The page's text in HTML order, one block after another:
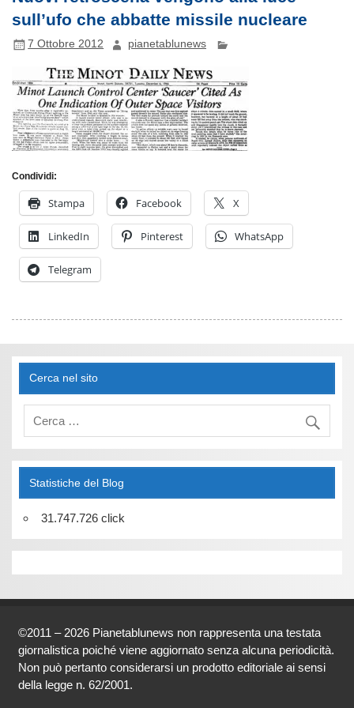
sull’ufo che abbatte missile nucleare
7 Ottobre 2012 pianetablunews
Condividi:
Stampa Facebook X
LinkedIn Pinterest WhatsApp
Telegram
Cerca nel sito
Statistiche del Blog
31.747.726 click
©2011 – 2026 Pianetablunews non rappresenta una testata
giornalistica poiché viene aggiornato senza alcuna periodicità.
Non può pertanto considerarsi un prodotto editoriale ai sensi
della legge n. 62/2001.